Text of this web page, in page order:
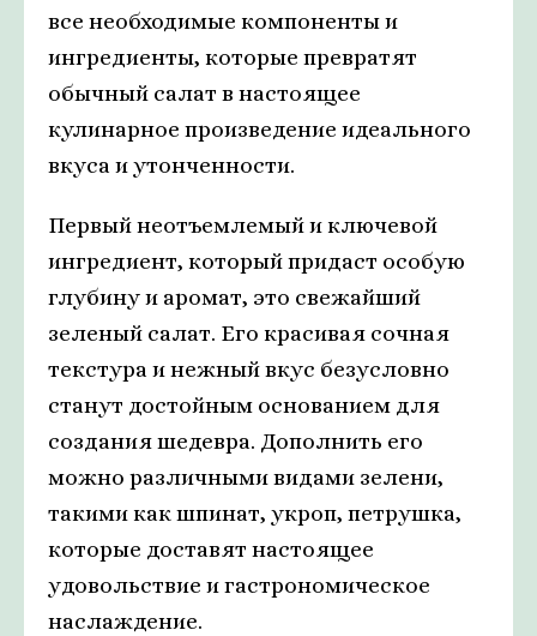
все необходимые компоненты и
ингредиенты, которые превратят
обычный салат в настоящее
кулинарное произведение идеального
вкуса и утонченности.
Первый неотъемлемый и ключевой
ингредиент, который придаст особую
глубину и аромат, это свежайший
зеленый салат. Его красивая сочная
текстура и нежный вкус безусловно
станут достойным основанием для
создания шедевра. Дополнить его
можно различными видами зелени,
такими как шпинат, укроп, петрушка,
которые доставят настоящее
удовольствие и гастрономическое
наслаждение.